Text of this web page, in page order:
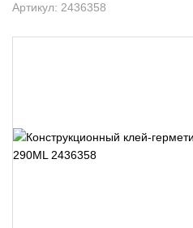
Артикул: 2436358